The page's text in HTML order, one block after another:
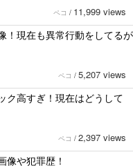
ペコ / 11,999 views
！現在も異常行動をしてるが
ペコ / 5,207 views
ク高すぎ！現在はどうして
ペコ / 2,397 views
像や犯罪歴！